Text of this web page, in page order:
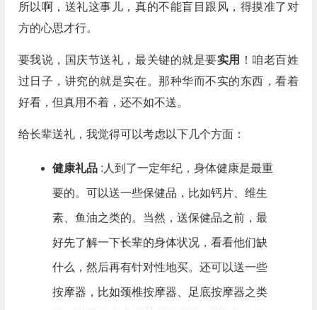
所以啊，送礼这事儿，真的不能盲目跟风，得摸准了对
方的心思才行。
要我说，国庆节送礼，最关键的就是要实用
！咱老百姓
过日子，讲究的就是实在。那种华而不实的东西，看着
好看，但真用不着，还不如不送。
给长辈送礼，我觉得可以考虑以下几个方面：
健康礼品 :人到了一定年纪，身体健康是最重
要的。可以送一些保健品，比如钙片、维生
素、鱼油之类的。当然，送保健品之前，最
好先了解一下长辈的身体状况，看看他们缺
什么，然后再有针对性地买。还可以送一些
按摩器，比如颈椎按摩器、足底按摩器之类